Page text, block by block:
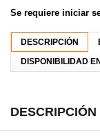
Se requiere iniciar
DESCRIPCIÓN
DISPONIBILIDAD
DESCRIPCIÓN